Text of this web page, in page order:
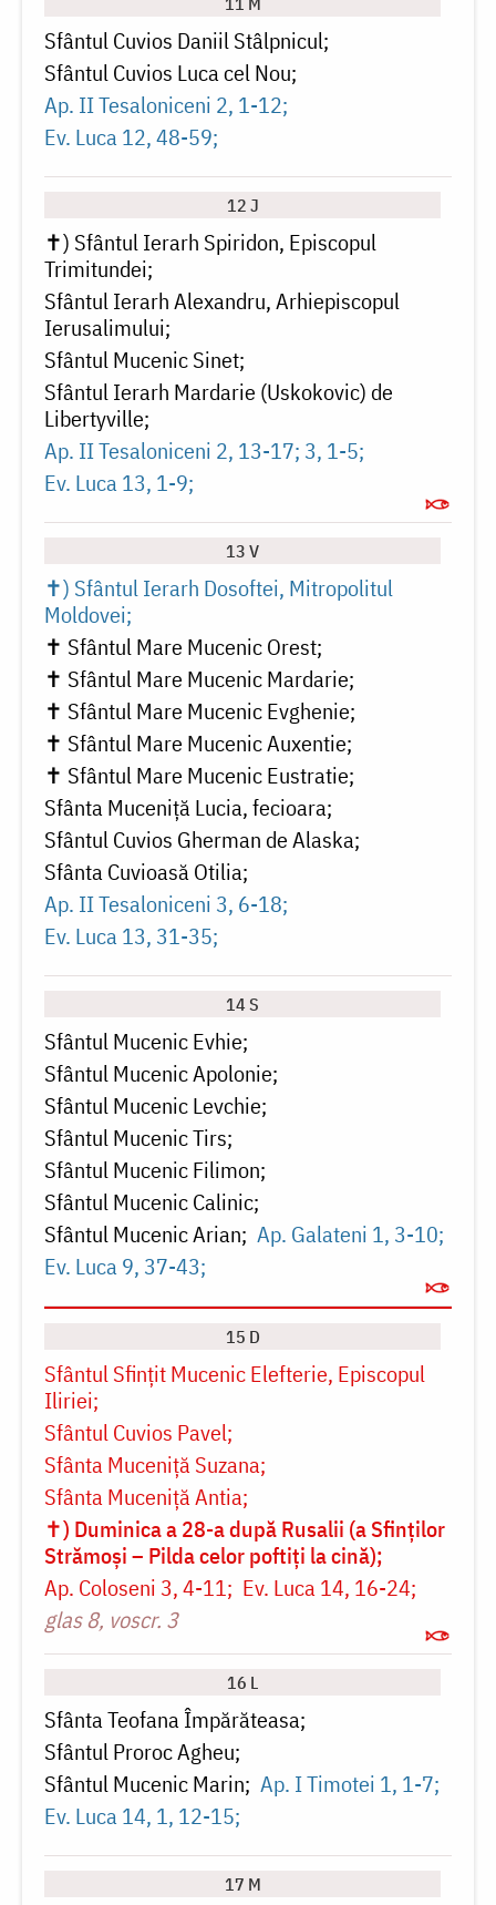
Sfântul Cuvios Daniil Stâlpnicul
Sfântul Cuvios Luca cel Nou
Ap. II Tesaloniceni 2, 1-12
Ev. Luca 12, 48-59
12 J
✝) Sfântul Ierarh Spiridon, Episcopul
Trimitundei
Sfântul Ierarh Alexandru, Arhiepiscopul
Ierusalimului
Sfântul Mucenic Sinet
Sfântul Ierarh Mardarie (Uskokovic) de
Libertyville
Ap. II Tesaloniceni 2, 13-17; 3, 1-5
Ev. Luca 13, 1-9
13 V
✝) Sfântul Ierarh Dosoftei, Mitropolitul
Moldovei
✝ Sfântul Mare Mucenic Orest
✝ Sfântul Mare Mucenic Mardarie
✝ Sfântul Mare Mucenic Evghenie
✝ Sfântul Mare Mucenic Auxentie
✝ Sfântul Mare Mucenic Eustratie
Sfânta Muceniță Lucia, fecioara
Sfântul Cuvios Gherman de Alaska
Sfânta Cuvioasă Otilia
Ap. II Tesaloniceni 3, 6-18
Ev. Luca 13, 31-35
14 S
Sfântul Mucenic Evhie
Sfântul Mucenic Apolonie
Sfântul Mucenic Levchie
Sfântul Mucenic Tirs
Sfântul Mucenic Filimon
Sfântul Mucenic Calinic
Sfântul Mucenic Arian Ap. Galateni 1, 3-10
Ev. Luca 9, 37-43
15 D
Sfântul Sfințit Mucenic Elefterie, Episcopul
Iliriei
Sfântul Cuvios Pavel
Sfânta Muceniță Suzana
Sfânta Muceniță Antia
✝) Duminica a 28-a după Rusalii (a Sfinților
Strămoși – Pilda celor poftiți la cină)
Ap. Coloseni 3, 4-11 Ev. Luca 14, 16-24
glas 8, voscr. 3
16 L
Sfânta Teofana Împărăteasa
Sfântul Proroc Agheu
Sfântul Mucenic Marin Ap. I Timotei 1, 1-7
Ev. Luca 14, 1, 12-15
17 M